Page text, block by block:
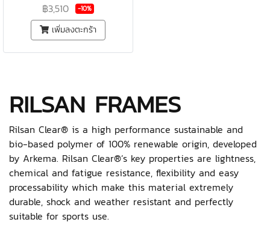
฿3,510 -10%
เพิ่มลงตะกร้า
RILSAN FRAMES
Rilsan Clear® is a high performance sustainable and
bio-based polymer of 100% renewable origin, developed
by Arkema. Rilsan Clear®’s key properties are lightness,
chemical and fatigue resistance, flexibility and easy
processability which make this material extremely
durable, shock and weather resistant and perfectly
suitable for sports use.